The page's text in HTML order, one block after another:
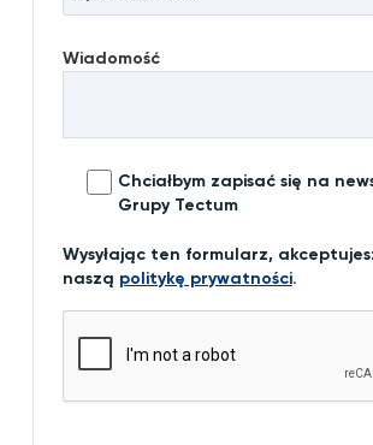
Wiadomość
Chciałbym zapisać się na
Grupy Tectum
Wysyłając ten formularz,
naszą politykę prywatności.